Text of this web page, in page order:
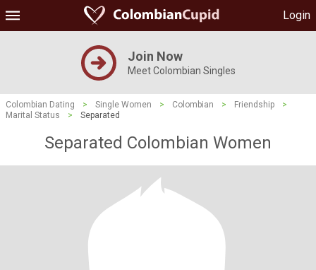
Login
Join Now
Meet Colombian Singles
Colombian Dating > Single Women > Colombian > Friendship
>
Marital Status
> Separated
Separated Colombian Women